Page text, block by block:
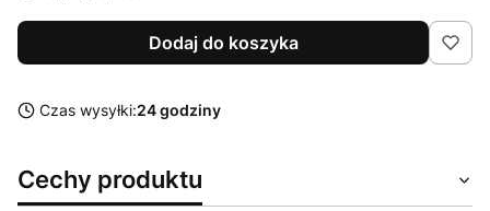
Dodaj do koszyka
Czas wysyłki:24 godziny
Cechy produktu